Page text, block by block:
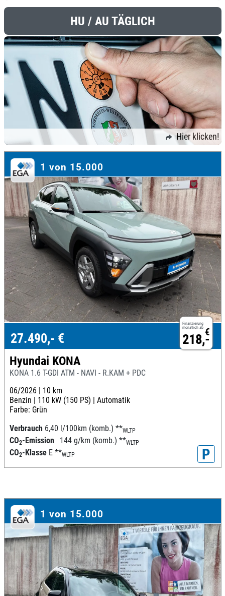
HU / AU TÄGLICH
Hier klicken!
1 von 15.000
Finanzierung
monatlich ab €
218,-
27.490,- €
Hyundai KONA
KONA 1.6 T-GDI ATM - NAVI - R.KAM + PDC
06/2026 | 10 km
Benzin | 110 kW (150 PS) | Automatik
Farbe: Grün
Verbrauch 6,40 l/100km (komb.) **WLTP
CO2-Emission 144 g/km (komb.) **WLTP
CO2-Klasse E **WLTP P
1 von 15.000